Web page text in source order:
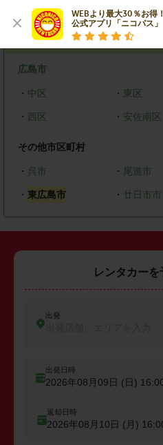
WEBより最大30％お得！
公式アプリ「ニコパス」
エリアで探す
広島県
広島市
・ 中区 ・ 東区
・ 西区 ・ 安佐南区
その他市区町村
・ 呉市 ・ 尾道市
・ 東広島市 ・ 廿日市市
レンタカーを
出発
出発日時
2026年08月09日 (日)
返却日時
2026年08月10日 (月)